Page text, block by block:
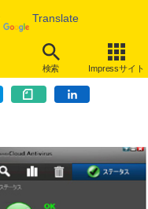
Translate
検索 Impressサイト
Cloud Antivirus」が日本